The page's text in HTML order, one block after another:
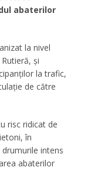
abaterilor
la nivel
și
la trafic,
de către
risc ridicat de
în
intens
abaterilor